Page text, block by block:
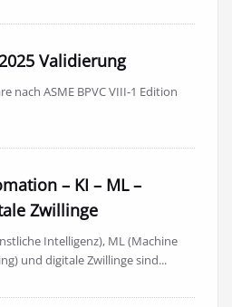
Validierung
nach ASME BPVC VIII-1 Edition
– KI – ML –
Zwillinge
Intelligenz), ML (Machine
und digitale Zwillinge sind...